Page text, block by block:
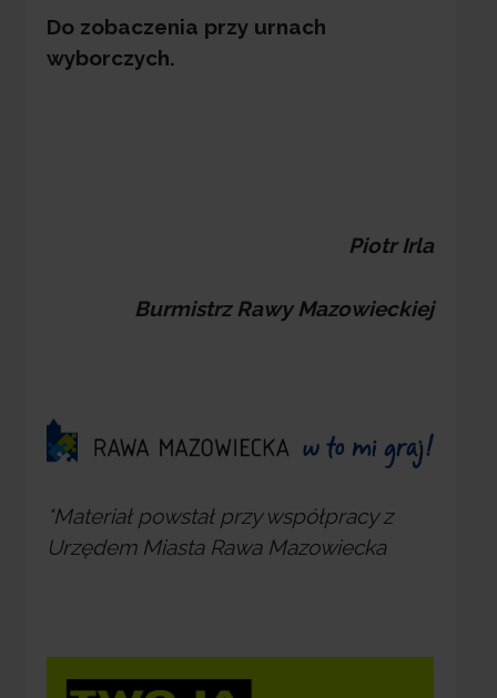
Do zobaczenia przy urnach
wyborczych.
Piotr Irla
Burmistrz Rawy Mazowieckiej
*Materiał powstał przy współpracy z
Urzędem Miasta Rawa Mazowiecka